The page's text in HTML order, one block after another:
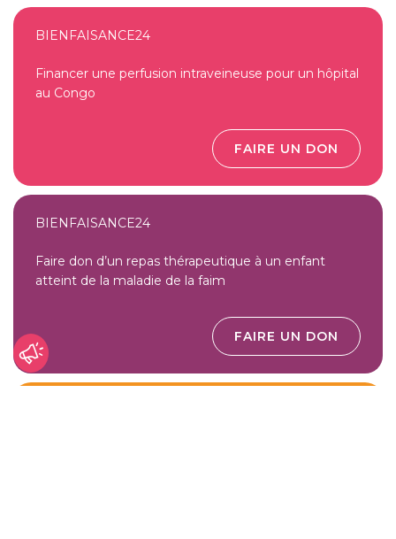
BIENFAISANCE24
Financer une perfusion intraveineuse pour un hôpital
au Congo
FAIRE UN DON
BIENFAISANCE24
Faire don d’un repas thérapeutique à un enfant
atteint de la maladie de la faim
FAIRE UN DON